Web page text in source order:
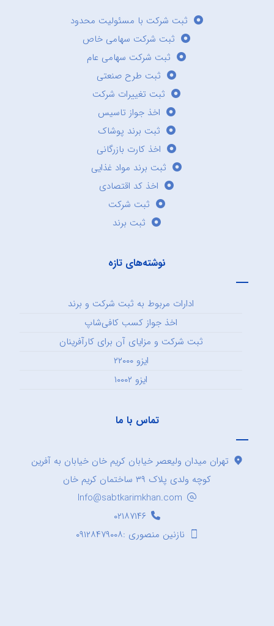
ثبت شرکت با مسئولیت محدود
ثبت شرکت سهامی خاص
ثبت شرکت سهامی عام
ثبت طرح صنعتی
ثبت تغییرات شرکت
اخذ جواز تاسیس
ثبت برند پوشاک
اخذ کارت بازرگانی
ثبت برند مواد غذایی
اخذ کد اقتصادی
ثبت شرکت
ثبت برند
نوشته‌های تازه
ادارات مربوط به ثبت شرکت و برند
اخذ جواز کسب کافی‌شاپ
ثبت شرکت و مزایای آن برای کارآفرینان
ایزو ۲۲۰۰۰
ایزو ۱۰۰۰۲
تماس با ما
تهران میدان ولیعصر خیابان کریم خان خیابان به آفرین
کوچه ولدی پلاک ۳۹ ساختمان کریم خان
Info@sabtkarimkhan.com
۰۲۱۸۷۱۴۶
نازنین منصوری :۰۹۱۲۸۴۷۹۰۰۸